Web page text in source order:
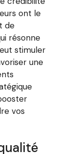
ont le
de
résonne
stimuler
une
vos